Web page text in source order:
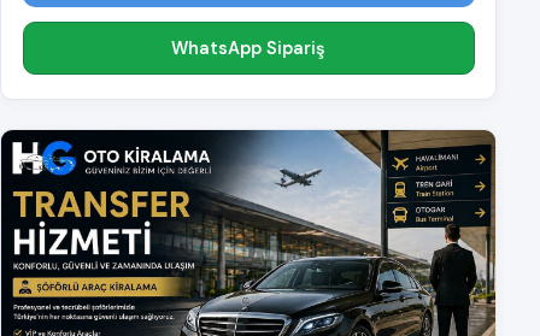
WhatsApp Sipariş